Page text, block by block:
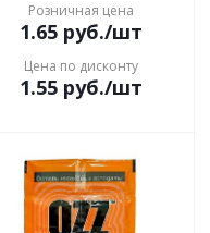
Розничная цена
1.65руб./шт
Цена по дисконту
1.55руб./шт